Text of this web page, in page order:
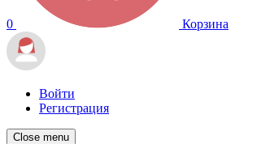
0 Корзина
Войти
Регистрация
Close menu